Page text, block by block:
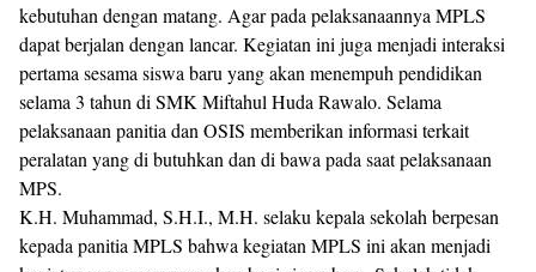
kebutuhan dengan matang. Agar pada pelaksanaannya MPLS
dapat berjalan dengan lancar. Kegiatan ini juga menjadi interaksi
pertama sesama siswa baru yang akan menempuh pendidikan
selama 3 tahun di SMK Miftahul Huda Rawalo. Selama
pelaksanaan panitia dan OSIS memberikan informasi terkait
peralatan yang di butuhkan dan di bawa pada saat pelaksanaan
MPS.
K.H. Muhammad, S.H.I., M.H. selaku kepala sekolah berpesan
kepada panitia MPLS bahwa kegiatan MPLS ini akan menjadi